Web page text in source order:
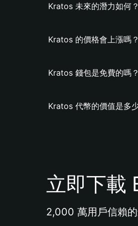
Kratos 未來的潛力如何？
Kratos 的價格會上漲嗎？
Kratos 錢包是免費的嗎？
Kratos 代幣的價值是多
立即下載
2,000 萬用戶信賴